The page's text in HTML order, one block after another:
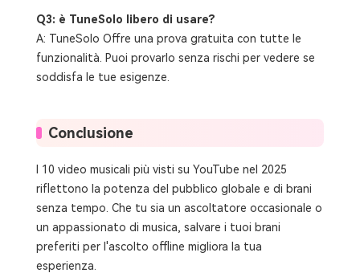
Q3: è TuneSolo libero di usare?
A: TuneSolo Offre una prova gratuita con tutte le
funzionalità. Puoi provarlo senza rischi per vedere se
soddisfa le tue esigenze.
Conclusione
I 10 video musicali più visti su YouTube nel 2025
riflettono la potenza del pubblico globale e di brani
senza tempo. Che tu sia un ascoltatore occasionale o
un appassionato di musica, salvare i tuoi brani
preferiti per l'ascolto offline migliora la tua
esperienza.